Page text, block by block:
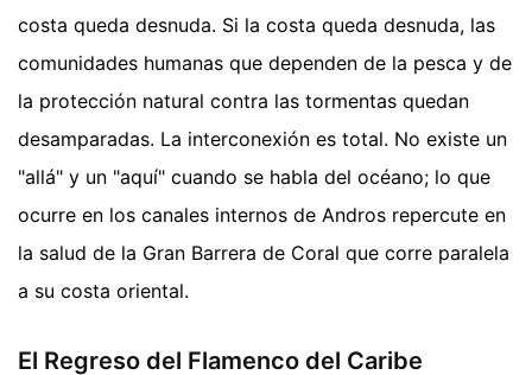
costa queda desnuda. Si la costa queda desnuda, las
comunidades humanas que dependen de la pesca y de
la protección natural contra las tormentas quedan
desamparadas. La interconexión es total. No existe un
"allá" y un "aquí" cuando se habla del océano; lo que
ocurre en los canales internos de Andros repercute en
la salud de la Gran Barrera de Coral que corre paralela
a su costa oriental.
El Regreso del Flamenco del Caribe